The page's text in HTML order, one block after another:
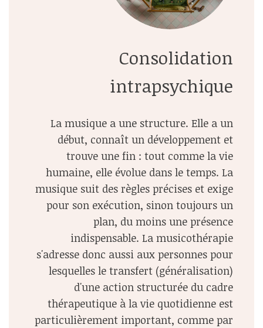
Consolidation
intrapsychique
La musique a une structure. Elle a un
début, connaît un développement et
trouve une fin : tout comme la vie
humaine, elle évolue dans le temps. La
musique suit des règles précises et exige
pour son exécution, sinon toujours un
plan, du moins une présence
indispensable. La musicothérapie
s'adresse donc aussi aux personnes pour
lesquelles le transfert (généralisation)
d'une action structurée du cadre
thérapeutique à la vie quotidienne est
particulièrement important, comme par